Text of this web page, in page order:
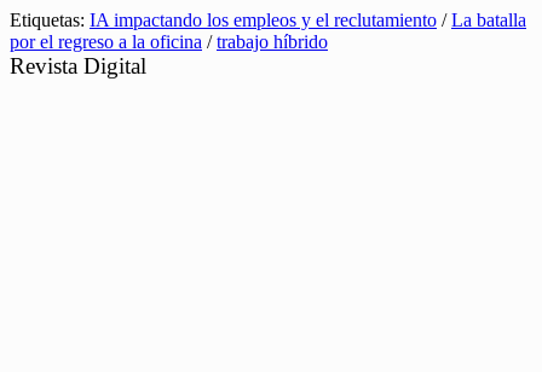
Etiquetas: IA impactando los empleos y el reclutamiento /La batalla
por el regreso a la oficina /trabajo híbrido
Revista Digital